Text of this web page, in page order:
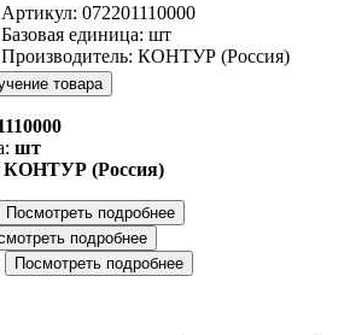
Артикул: 072201110000
Базовая единица: шт
Производитель: КОНТУР (Россия)
товара
шт
КОНТУР (Россия)
Посмотреть подробнее
подробнее
Посмотреть подробнее